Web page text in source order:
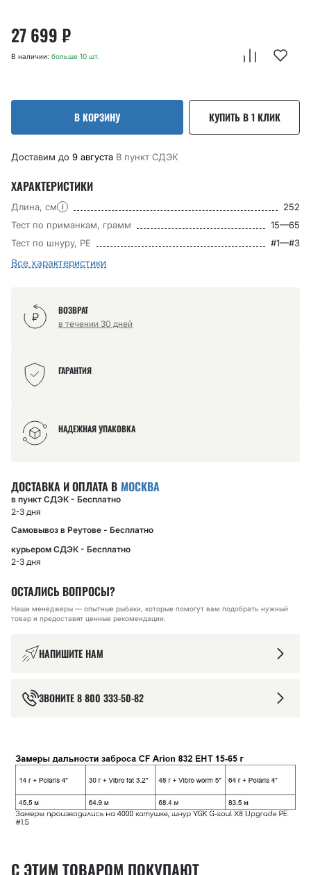
27 699₽
В наличии: больше 10 шт.
В КОРЗИНУ КУПИТЬ В 1 КЛИК
Доставим до 9 августа В пункт CДЭК
ХАРАКТЕРИСТИКИ
Длина, см i
252
Тест по приманкам, грамм
15—65
Тест по шнуру, РЕ
#1—#3
Все характеристики
ВОЗВРАТ
в течении 30 дней
ГАРАНТИЯ
НАДЕЖНАЯ УПАКОВКА
ДОСТАВКА И ОПЛАТА В МОСКВА
в пункт СДЭК - Бесплатно
2-3 дня
Самовывоз в Реутове - Бесплатно
курьером СДЭК - Бесплатно
2-3 дня
ОСТАЛИСЬ ВОПРОСЫ?
Наши менеджеры — опытные рыбаки, которые помогут вам подобрать нужный
товар и предоставят ценные рекомендации.
НАПИШИТЕ НАМ
ЗВОНИТЕ8 800 333-50-82
С ЭТИМ ТОВАРОМ ПОКУПАЮТ